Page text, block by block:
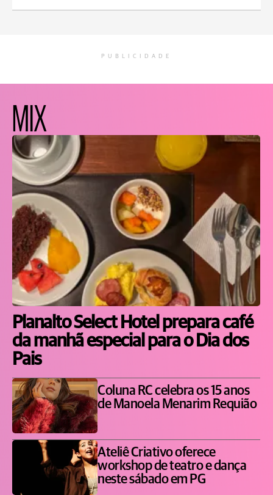
PUBLICIDADE
MIX
Planalto Select Hotel prepara café
da manhã especial para o Dia dos
Pais
Coluna RC celebra os 15 anos
de Manoela Menarim Requião
Ateliê Criativo oferece
workshop de teatro e dança
neste sábado em PG